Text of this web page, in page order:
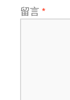
留言 *